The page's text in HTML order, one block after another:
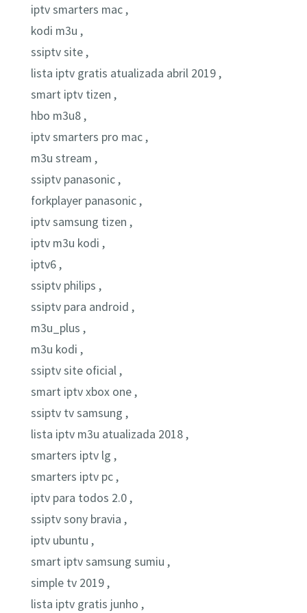
iptv smarters mac ,
kodi m3u ,
ssiptv site ,
lista iptv gratis atualizada abril 2019 ,
smart iptv tizen ,
hbo m3u8 ,
iptv smarters pro mac ,
m3u stream ,
ssiptv panasonic ,
forkplayer panasonic ,
iptv samsung tizen ,
iptv m3u kodi ,
iptv6 ,
ssiptv philips ,
ssiptv para android ,
m3u_plus ,
m3u kodi ,
ssiptv site oficial ,
smart iptv xbox one ,
ssiptv tv samsung ,
lista iptv m3u atualizada 2018 ,
smarters iptv lg ,
smarters iptv pc ,
iptv para todos 2.0 ,
ssiptv sony bravia ,
iptv ubuntu ,
smart iptv samsung sumiu ,
simple tv 2019 ,
lista iptv gratis junho ,